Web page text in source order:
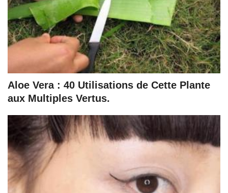
Aloe Vera : 40 Utilisations de Cette Plante
aux Multiples Vertus.